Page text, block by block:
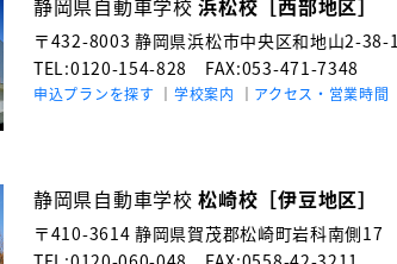
〒432-8003 静岡県浜松市中央区和地山2-38-1
TEL:0120-154-828 FAX:053-471-7348
申込プランを探す 学校案内 アクセス・営業時間
静岡県自動車学校松崎校［伊豆地区］
〒410-3614 静岡県賀茂郡松崎町岩科南側17